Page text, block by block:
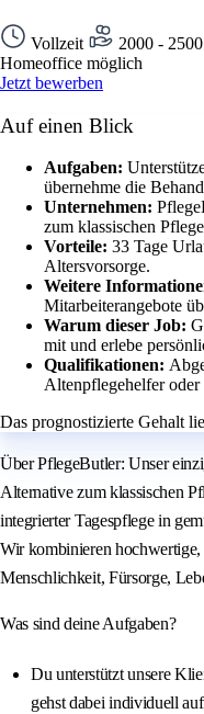
Vollzeit 2000 -
Homeoffice möglich
Jetzt bewerben
Auf einen Blick
Aufgaben:
übernehme die
Unternehmen:
zum klassischen
Vorteile: 33 Tage
Altersvorsorge.
Weitere
Mitarbeiterangebote
Warum dieser Job:
mit und erlebe
Qualifikationen:
Altenpflegehelfer
Das prognostizierte Gehalt
Über PflegeButler: Unser
Alternative zum klassischen
integrierter Tagespflege in
Wir kombinieren
Menschlichkeit, Fürsorge,
Was sind deine Aufgaben?
Du unterstützt unsere
gehst dabei individuell